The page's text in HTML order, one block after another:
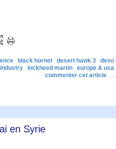
black hornet desert hawk 3
deso
industry
lockheed martin
europe & usa
commenter cet article …
en Syrie